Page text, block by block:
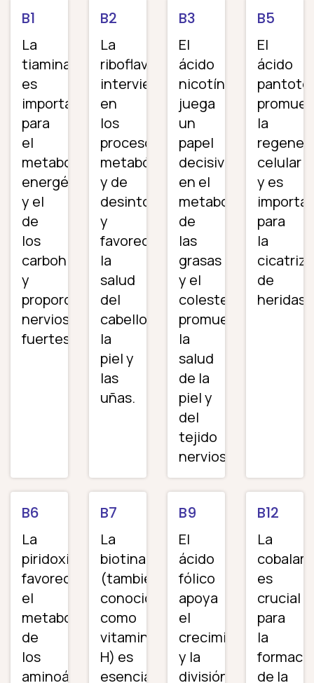
B1
La
tiamina
es
importante
para
el
metabolismo
energético
y el
de
los
carbohidratos
y
proporciona
nervios
fuertes.
B2
La
riboflavina
interviene
en
los
procesos
metabólicos
y de
desintoxicación
y
favorece
la
salud
del
cabello,
la
piel y
las
uñas.
B3
El
ácido
nicotínico
juega
un
papel
decisivo
en el
metabolismo
de
las
grasas
y el
colesterol,
promueve
la
salud
de la
piel y
del
tejido
nervioso.
B5
El
ácido
la
celular
y es
para
la
de
heridas.
B6
La
piridoxina
favorece
el
metabolismo
de
los
aminoácidos,
B7
La
biotina
(también
conocida
como
vitamina
H) es
esencial
B9
El
ácido
fólico
apoya
el
crecimiento
y la
división
B12
La
es
crucial
para
la
de la